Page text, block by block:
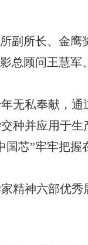
副所长、金
总顾问王慧
无私奉献，
种并应用于生
芯”牢牢把
精神六部优